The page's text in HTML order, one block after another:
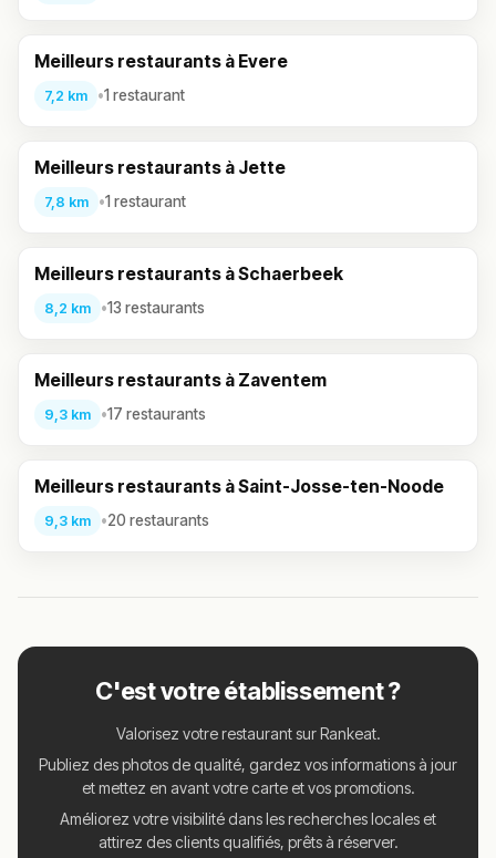
Meilleurs restaurants à Evere
7,2 km •1 restaurant
Meilleurs restaurants à Jette
7,8 km •1 restaurant
Meilleurs restaurants à Schaerbeek
8,2 km •13 restaurants
Meilleurs restaurants à Zaventem
9,3 km •17 restaurants
Meilleurs restaurants à Saint-Josse-ten-Noode
9,3 km •20 restaurants
C'est votre établissement ?
Valorisez votre restaurant sur Rankeat.
Publiez des photos de qualité, gardez vos informations à jour
et mettez en avant votre carte et vos promotions.
Améliorez votre visibilité dans les recherches locales et
attirez des clients qualifiés, prêts à réserver.